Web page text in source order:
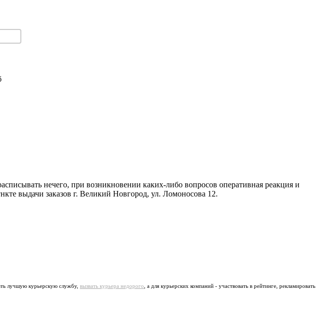
нечего, при возникновении каких-либо вопросов оперативная реакция и
выдачи заказов г. Великий Новгород, ул. Ломоносова 12.
лучшую курьерскую службу, вызвать курьера недорого , а для курьерских компаний - участвовать в рейтинге, рекламировать